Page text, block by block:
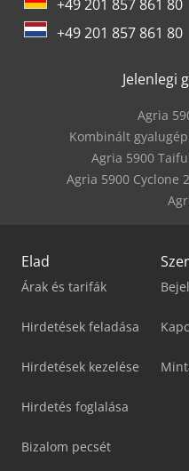
Volvo L 70
+49 201 857 861 80
+49 201 857 861 80
Jelenlegi
Agria
Kombinált
Agria 5900
Agria 5900 Cyclone
Elad
Árak és tarifák
Hirdetések feladása
Hirdetések kezelése
Hirdetés foglalása
Bizalom pecsét